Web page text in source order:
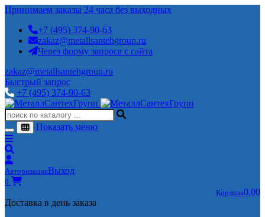
Принимаем заказы 24 часа без выходных
+7 (495) 374-90-63
zakaz@metallsantehgroup.ru
Через форму запроса с сайта
zakaz@metallsantehgroup.ru
Быстрый запрос
+7 (495) 374-90-63
Показать меню
АвторизацияВыход
0
Корзина0,00
Доставка в день заказа